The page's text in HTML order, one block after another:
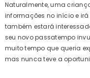
Naturalmente, uma
informações no início e
também estará
seu novo passatempo
muito tempo que queria
mas nunca teve a